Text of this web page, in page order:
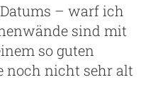
– warf ich
sind mit
so guten
noch nicht sehr alt